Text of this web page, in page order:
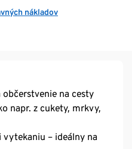
nákladov
občerstvenie na cesty
napr. z cukety, mrkvy,
– ideálny na